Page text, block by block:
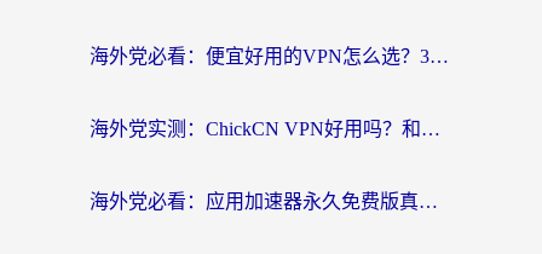
海外党必看：便宜好用的VPN怎么选？3步解决回国访问难题+Steam改区技巧
海外党实测：ChickCN VPN好用吗？和OurPlay VPN对比哪个回国效果更好？附避坑指南
海外党必看：应用加速器永久免费版真的靠谱吗？教你选对回国加速器无缝刷国内资源